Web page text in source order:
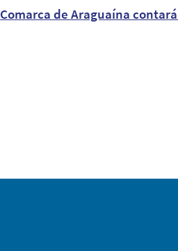
Comarca de Araguaína